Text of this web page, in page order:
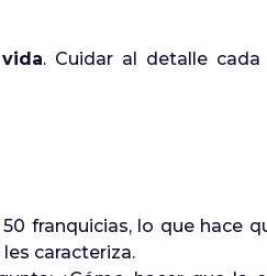
. Cuidar al detalle
franquicias, lo que hace
caracteriza.